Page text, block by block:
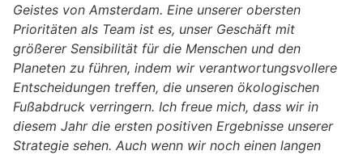
Geistes von Amsterdam. Eine unserer obersten
Prioritäten als Team ist es, unser Geschäft mit
größerer Sensibilität für die Menschen und den
Planeten zu führen, indem wir verantwortungsvollere
Entscheidungen treffen, die unseren ökologischen
Fußabdruck verringern. Ich freue mich, dass wir in
diesem Jahr die ersten positiven Ergebnisse unserer
Strategie sehen. Auch wenn wir noch einen langen